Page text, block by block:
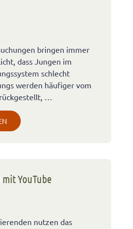
bringen immer
dass Jungen im
schlecht
werden häufiger vom
…
YouTube
nutzen das